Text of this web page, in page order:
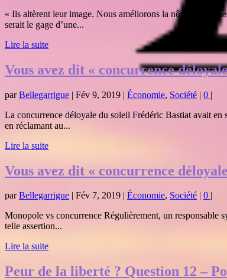
« Ils altèrent leur image. Nous améliorons la nôtre. » –
serait le gage d’une...
Lire la suite
Vous avez dit « concurrence
parBellegarrigue | Fév 9, 2019 | Économie, Société | 0 |
La concurrence déloyale du soleil Frédéric Bastiat avait en
en réclamant au...
Lire la suite
Vous avez dit « concurrence
parBellegarrigue Fév 7, 2019 Économie, Société 0
Monopole vs concurrence Régulièrement, un responsable
telle assertion...
Lire la suite
Peur de la liberté ? Question 12 –